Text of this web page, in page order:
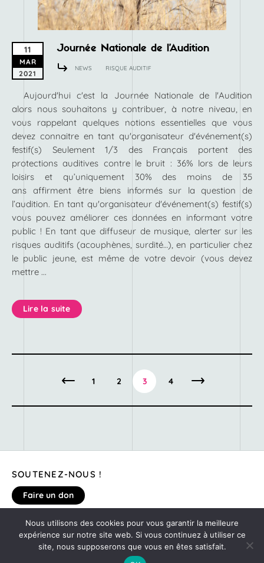
11
MAR
2021
Journée Nationale de l’Audition
NEWS RISQUE AUDITIF
Aujourd'hui c'est la Journée Nationale de l'Audition
alors nous souhaitons y contribuer, à notre niveau, en
vous rappelant quelques notions essentielles que vous
devez connaitre en tant qu'organisateur d'événement(s)
festif(s) Seulement 1/3 des Français portent des
protections auditives contre le bruit : 36% lors de leurs
loisirs et qu’uniquement 30% des moins de 35
ans affirment être biens informés sur la question de
l’audition. En tant qu'organisateur d'événement(s) festif(s)
vous pouvez améliorer ces données en informant votre
public ! En tant que diffuseur de musique, alerter sur les
risques auditifs (acouphènes, surdité…), en particulier chez
le public jeune, est même de votre devoir (vous devez
mettre ...
Lire la suite
1 2 3 4
SOUTENEZ-NOUS !
Faire un don
MENTIONS LÉGALES
DONNEZ VOTRE AVIS SUR LE SITE
Nous utilisons des cookies pour vous garantir la meilleure
expérience sur notre site web. Si vous continuez à utiliser ce
site, nous supposerons que vous en êtes satisfait.